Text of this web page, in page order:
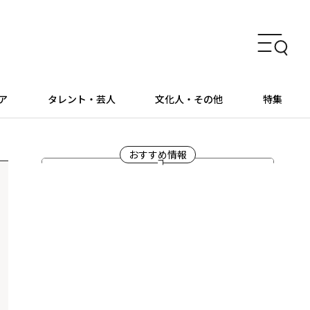
タレント・芸人 文化人・その他 特集
おすすめ情報